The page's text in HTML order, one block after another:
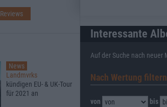
Interessante
Auf der Suche nach neuer
Nach Wertung filtern
von bis
Reviews
News
Landmvrks
kündigen EU- & UK-Tour
für 2021 an